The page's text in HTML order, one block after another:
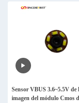
Sensor VBUS 3.6~5.5V de
imagen del módulo Cmos